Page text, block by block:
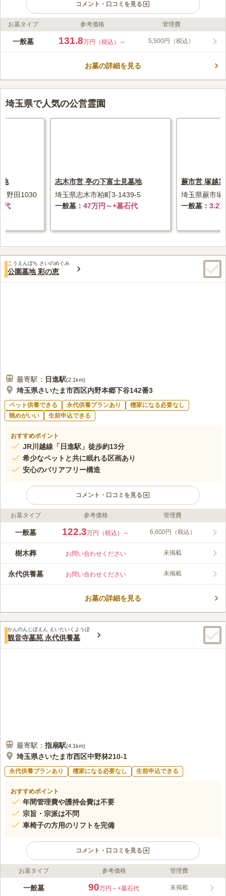
コメント・口コミを見る
ライフドット編集部のコメント
2011年新規開園の、全区画バリアフリー設計で高齢の方や小さ
20分ほどの好立地で、駐車場も完備していますので安心です。
うことができる環境です。
口コミ評価
みんなの評価
3.9
近隣には食堂、スーパー、コンビニがあり、霊園内にも供花が用
意されて売っているので不便を感じない。また、ホールもあるので法事も
お墓タイプ 参考価格 管理費
一般墓 131.8万円（税込）～ 5,500円（税込）
お墓の詳細を見る
埼玉県で人気の公営霊園
地
野田1030
代
志木市営 亭の下富士見墓地
埼玉県志木市柏町3-1439-5
一般墓
47万円～+墓石代
蕨市営 塚越
埼玉県蕨市塚
一般墓
3.2
こうえんぼち さいのめぐみ
公園墓地 彩の恵
最寄駅： 日進駅(2.1km)
埼玉県さいたま市西区内野本郷下谷142番3
ペット供養できる 永代供養プランあり
檀家になる必要なし
眺めがいい
生前申込できる
おすすめポイント
JR川越線「日進駅」徒歩約13分
希少なペットと共に眠れる区画あり
安心のバリアフリー構造
コメント・口コミを見る
ライフドット編集部のコメント
新大宮バイパス宮前インターから車で約3分、国道16号線沿い、
霊園です。広々とした駐車場も完備されておりますので混雑する
時期でも安心です。 区画は、一般墓地・永代供養墓・緑地付ゆ
心ですが、和型墓石やデザイン墓石も選べます。 継承者がいな
い方でも安心して利用することができます。また、ぺットと共に
眠れる区画もあるので、大切なペットも同じお墓で手厚く供養す
ホームセンターや食事処があり便利です。供え物はホームセンタ
ーで購入しています。墓参り後は食事処でのんびりします。
口コミの続きを読む
お墓タイプ 参考価格 管理費
一般墓 122.3万円（税込）～ 6,600円（税込）
樹木葬 お問い合わせください 未掲載
永代供養墓 お問い合わせください 未掲載
お墓の詳細を見る
かんのんじぼえん えいたいくようぼ
観音寺墓苑 永代供養墓
最寄駅： 指扇駅(4.1km)
埼玉県さいたま市西区中野林210-1
永代供養プランあり 檀家になる必要なし 生前申込できる
おすすめポイント
年間管理費や護持会費は不要
宗旨・宗派は不問
車椅子の方用のリフトを完備
コメント・口コミを見る
ライフドット編集部のコメント
袋の観音様、と古くから親しまれてきた寺院は、宗旨・宗派は不
お墓タイプ 参考価格 管理費
一般墓 90万円～+墓石代 未掲載